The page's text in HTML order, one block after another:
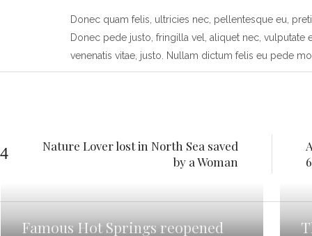
Donec quam felis, ultricies nec, pellentesque eu,
Donec pede justo, fringilla vel, aliquet nec, vulputate
venenatis vitae, justo. Nullam dictum felis eu pede
Nature Lover lost in North Sea saved
by a Woman
Famous Hot Springs reopened